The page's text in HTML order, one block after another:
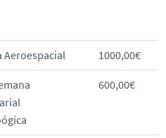
Aeroespacial 1000,00€
600,00€